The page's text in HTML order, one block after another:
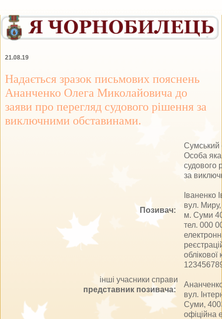
21.08.19
Надається зразок письмових пояснень
Ананченко Олега Миколайовича до
заяви про перегляд судового рішення за
виключними обставинами.
Позивач:
інші учасники справи
представник позивача:
Сумський
Особа
судового
за
Іваненко
вул.
м. Суми
тел. 000
облікової
вул.
Суми,
офіційна